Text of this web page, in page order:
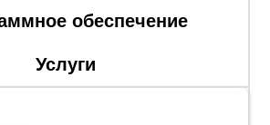
обеспечение
Услуги